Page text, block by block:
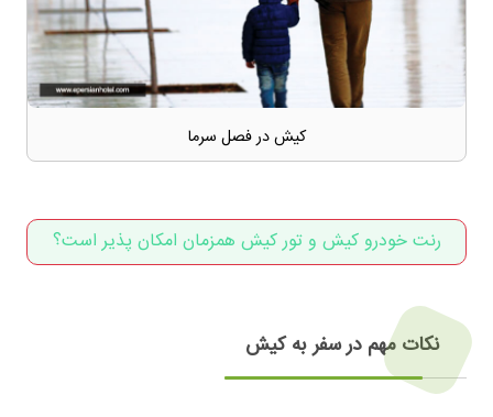
کیش در فصل سرما
رنت خودرو کیش و تور کیش همزمان امکان پذیر است؟
نکات مهم در سفر به کیش